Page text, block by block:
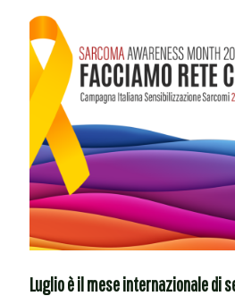
Luglio è il mese internazionale di